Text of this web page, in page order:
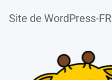
Site de WordPress-FR